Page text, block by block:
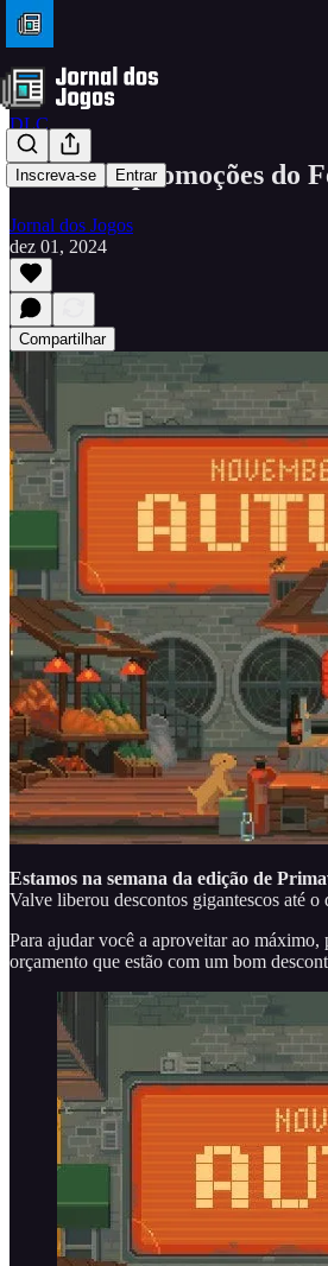
Inscreva-se Entrar
DLC
Melhores promoções do
Jornal dos Jogos
dez 01, 2024
Compartilhar
Estamos na semana da edição de
Valve liberou descontos gigantescos até o
Para ajudar você a aproveitar ao máximo,
orçamento que estão com um bom